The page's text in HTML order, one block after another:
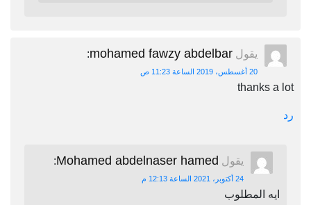
يقول mohamed fawzy abdelbar
:
20 أغسطس، 2019 الساعة 11:23 ص
thanks a lot
رد
يقول Mohamed abdelnaser hamed
:
24 أكتوبر، 2021 الساعة 12:13 م
ايه المطلوب